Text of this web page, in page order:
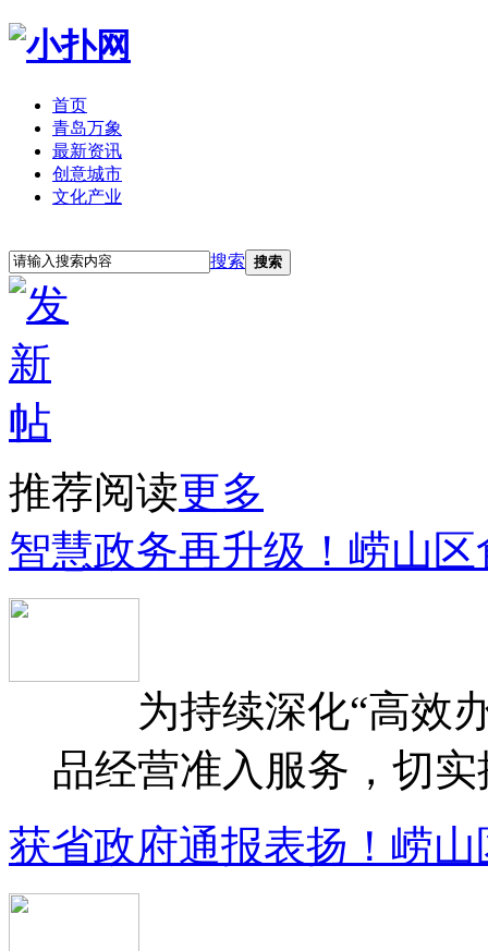
首页
青岛万象
最新资讯
创意城市
文化产业
搜索 搜索
推荐阅读更多
智慧政务再升级！崂山
为持续深化“高效办
品经营准入服务，切
获省政府通报表扬！崂